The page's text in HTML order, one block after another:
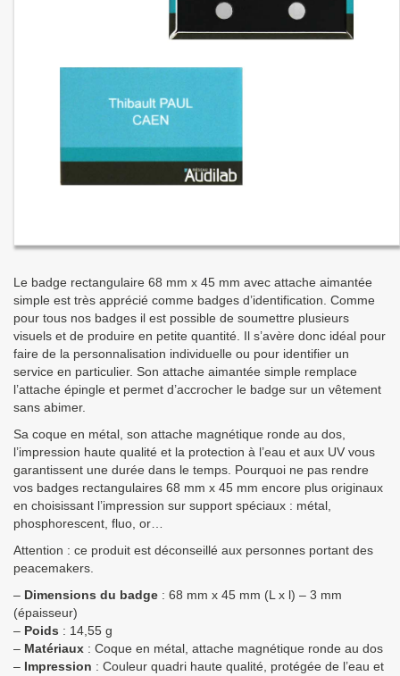
Le badge rectangulaire 68 mm x 45 mm avec attache aimantée
simple est très apprécié comme badges d’identification. Comme
pour tous nos badges il est possible de soumettre plusieurs
visuels et de produire en petite quantité. Il s’avère donc idéal pour
faire de la personnalisation individuelle ou pour identifier un
service en particulier. Son attache aimantée simple remplace
l’attache épingle et permet d’accrocher le badge sur un vêtement
sans abimer.
Sa coque en métal, son attache magnétique ronde au dos,
l’impression haute qualité et la protection à l’eau et aux UV vous
garantissent une durée dans le temps. Pourquoi ne pas rendre
vos badges rectangulaires 68 mm x 45 mm encore plus originaux
en choisissant l’impression sur support spéciaux : métal,
phosphorescent, fluo, or…
Attention : ce produit est déconseillé aux personnes portant des
peacemakers.
– Dimensions du badge : 68 mm x 45 mm (L x l) – 3 mm
(épaisseur)
– Poids : 14,55 g
– Matériaux : Coque en métal, attache magnétique ronde au dos
– Impression : Couleur quadri haute qualité, protégée de l’eau et